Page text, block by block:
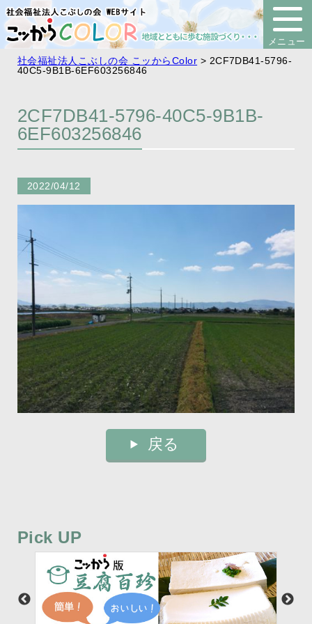
社会福祉法人こぶしの会 こッからColor > 2CF7DB41-5796-
40C5-9B1B-6EF603256846
2CF7DB41-5796-40C5-9B1B-
6EF603256846
2022/04/12
戻る
Pick UP